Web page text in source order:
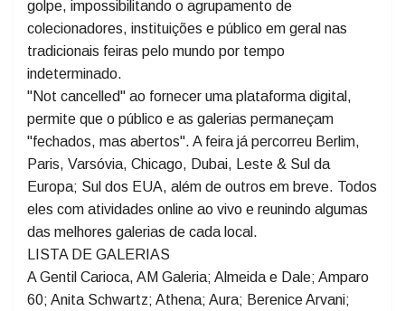
decorrência da quarentena imposta pelo avanço de
casos oriundos pelo Covid-19, dessa forma toda uma
estrutura econômico e ativo cultural sofreu um severo
golpe, impossibilitando o agrupamento de
colecionadores, instituições e público em geral nas
tradicionais feiras pelo mundo por tempo
indeterminado.
"Not cancelled" ao fornecer uma plataforma digital,
permite que o público e as galerias permaneçam
"fechados, mas abertos". A feira já percorreu Berlim,
Paris, Varsóvia, Chicago, Dubai, Leste & Sul da
Europa; Sul dos EUA, além de outros em breve. Todos
eles com atividades online ao vivo e reunindo algumas
das melhores galerias de cada local.